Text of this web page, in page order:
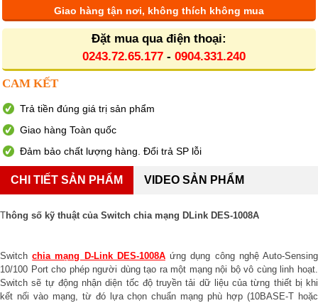
Giao hàng tận nơi, không thích không mua
Đặt mua qua điện thoại:
0243.72.65.177- 0904.331.240
CAM KẾT
Trả tiền đúng giá trị sản phẩm
Giao hàng Toàn quốc
Đảm bảo chất lượng hàng. Đổi trả SP lỗi
CHI TIẾT SẢN PHẨM VIDEO SẢN PHẨM
Thông số kỹ thuật của Switch chia mạng DLink DES-1008A
Switchchia mạng D-Link DES-1008Aứng dụng công nghệ Auto-Sensing
10/100 Port cho phép người dùng tạo ra một mạng nội bộ vô cùng linh hoạt.
Switch sẽ tự động nhận diện tốc độ truyền tải dữ liệu của từng thiết bị khi
kết nối vào mạng, từ đó lựa chọn chuẩn mạng phù hợp (10BASE-T hoặc